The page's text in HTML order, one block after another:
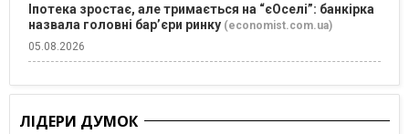
Іпотека зростає, але тримається на “єОселі”: банкірка
назвала головні бар’єри ринку (economist.com.ua)
05.08.2026
ЛІДЕРИ ДУМОК